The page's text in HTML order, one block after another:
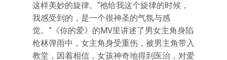
这样美妙的旋律。“祂给我这个旋律的时候，
我感受到的，是一个很神圣的气氛与感
觉。”《你的爱》的MV里讲述了男女主角身陷
枪林弹雨中，女主角身受重伤，被男主角带入
教堂，因着相信，女孩神奇地得到医治，对爱